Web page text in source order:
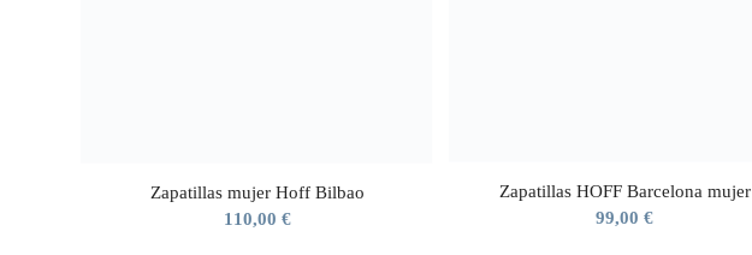
Zapatillas mujer Hoff Bilbao
110,00 €
Zapatillas HOFF Barcelona mujer
99,00€